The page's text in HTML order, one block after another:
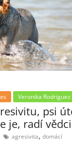
Veronika Rodriguez
psi
je, radí vědci
agresivita, domácí